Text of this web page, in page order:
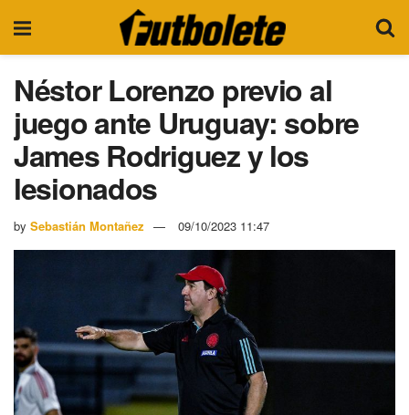
Néstor Lorenzo previo al
juego ante Uruguay: sobre
James Rodriguez y los
lesionados
by Sebastián Montañez 09/10/2023 11:47